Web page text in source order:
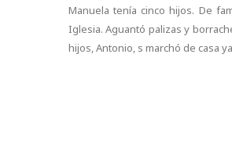
Manuela tenía cinco hijos. De
Iglesia. Aguantó palizas y
hijos, Antonio, s marchó de casa